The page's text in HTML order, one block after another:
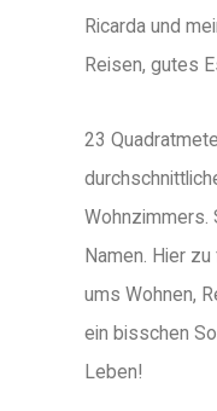
Ricarda und
Reisen, gutes
23
Wohnzimmers.
Namen. Hier
ums Wohnen,
ein bisschen
Leben!